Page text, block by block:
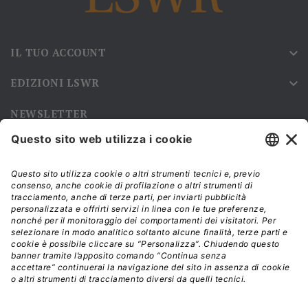
IL TUO ACCOUNT 
EDIZIONI LSWR 
NEWSLETTER
Iscriviti alla nostra newsletter e rimani sempre aggiornato sulle
Modalità di acquisto e tempi di spedizione
Diritto di recesso
Privacy policy
Termini e condizioni d'uso